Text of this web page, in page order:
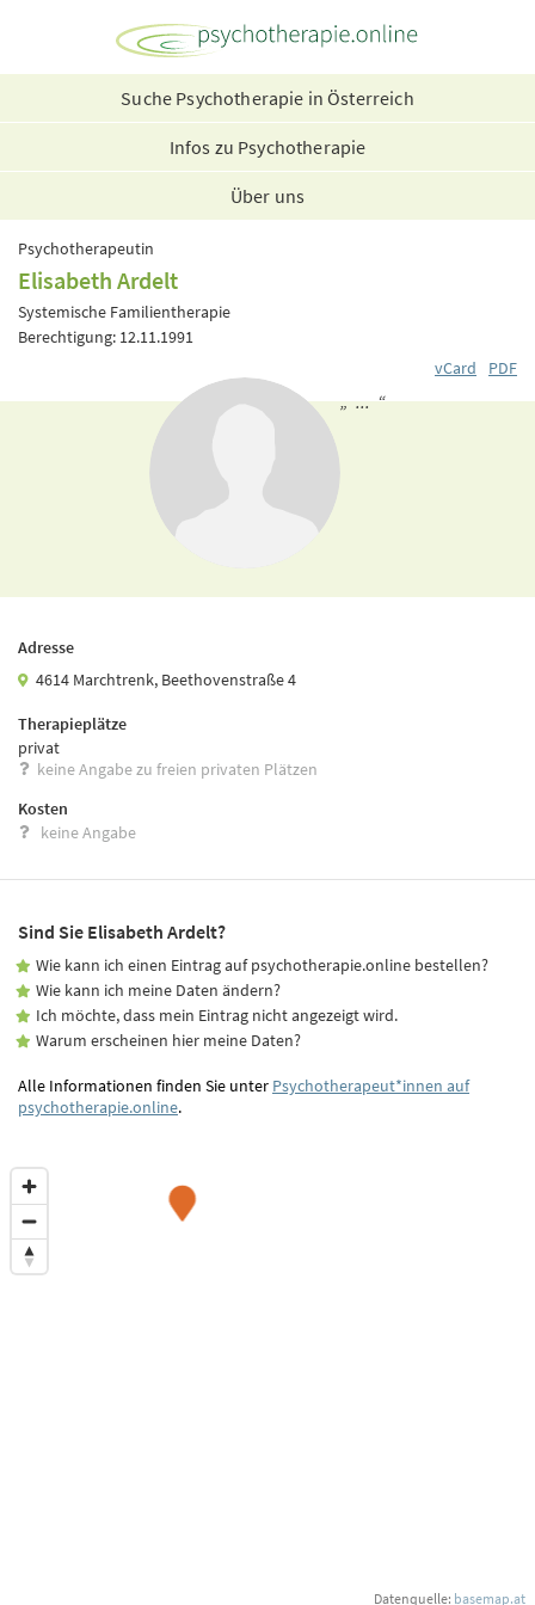
Suche Psychotherapie in Österreich
Infos zu Psychotherapie
Über uns
Psychotherapeutin
Elisabeth Ardelt
Systemische Familientherapie
Berechtigung: 12.11.1991
vCard
PDF
„ ... “
Adresse
4614 Marchtrenk, Beethovenstraße 4
Therapieplätze
privat
keine Angabe zu freien privaten Plätzen
Kosten
keine Angabe
Sind Sie Elisabeth Ardelt?
Wie kann ich einen Eintrag auf psychotherapie.online bestellen?
Wie kann ich meine Daten ändern?
Ich möchte, dass mein Eintrag nicht angezeigt wird.
Warum erscheinen hier meine Daten?
Alle Informationen finden Sie unter Psychotherapeut*innen auf
psychotherapie.online.
Datenquelle: basemap.at